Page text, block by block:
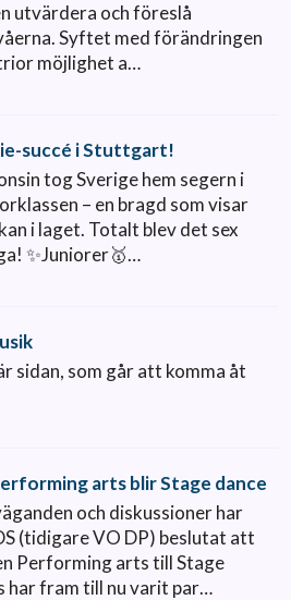
utvärdera och föreslå
Syftet med förändringen
möjlighet a…
succé i Stuttgart!
tog Sverige hem segern i
– en bragd som visar
i laget. Totalt blev det sex
✨Juniorer🥇…
sidan, som går att komma åt
arts blir Stage dance
och diskussioner har
(tidigare VO DP) beslutat att
Performing arts till Stage
har fram till nu varit par…